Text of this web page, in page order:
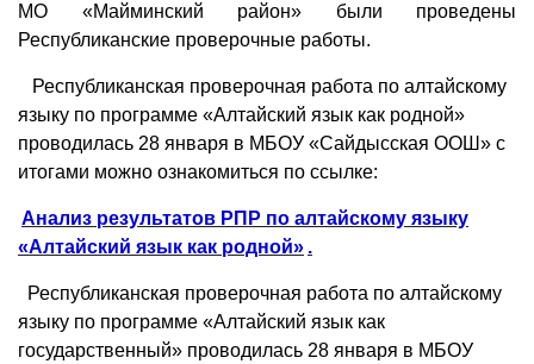
МО «Майминский район» были проведены
Республиканские проверочные работы.
Республиканская проверочная работа по алтайскому
языку по программе «Алтайский язык как родной»
проводилась 28 января в МБОУ «Сайдысская ООШ» с
итогами можно ознакомиться по ссылке:
Анализ результатов РПР по алтайскому языку
«Алтайский язык как родной» .
Республиканская проверочная работа по алтайскому
языку по программе «Алтайский язык как
государственный» проводилась 28 января в МБОУ